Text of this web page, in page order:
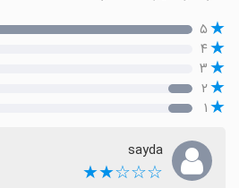
۵
۴
۳
۲
۱
sayda
☆☆☆★★